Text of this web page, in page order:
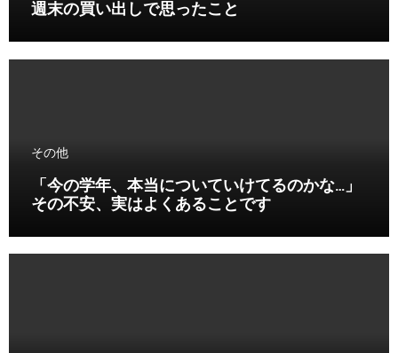
週末の買い出しで思ったこと
その他
「今の学年、本当についていけてるのかな…」
その不安、実はよくあることです